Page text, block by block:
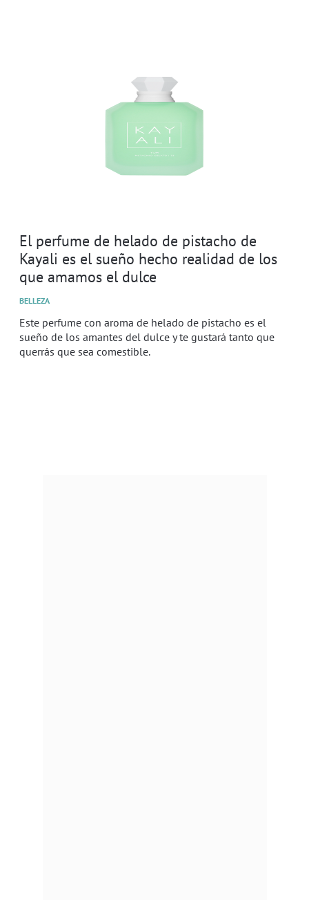
El perfume de helado de pistacho de
Kayali es el sueño hecho realidad de los
que amamos el dulce
BELLEZA
Este perfume con aroma de helado de pistacho es el
sueño de los amantes del dulce y te gustará tanto que
querrás que sea comestible.